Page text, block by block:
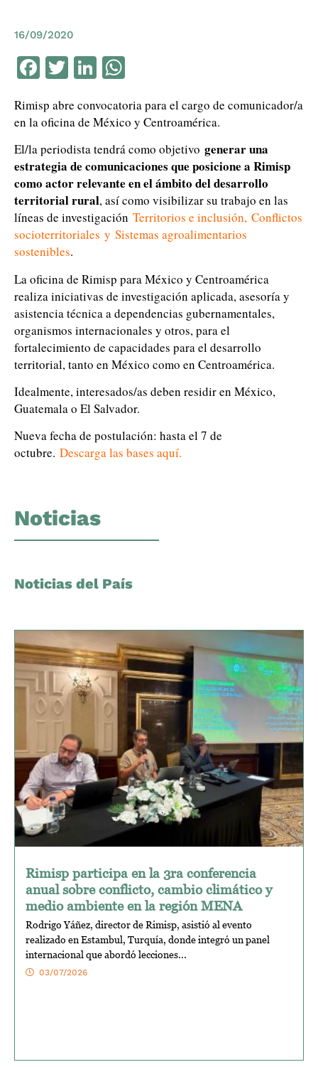
16/09/2020
Facebook
TwitterLinkedIn
Rimisp abre convocatoria para el cargo de comunicador/a
en la oficina de México y Centroamérica.
El/la periodista tendrá como objetivo generar una
estrategia de comunicaciones que posicione a Rimisp
como actor relevante en el ámbito del desarrollo
territorial rural, así como visibilizar su trabajo en las
líneas de investigación Territorios e inclusión, Conflictos
socioterritoriales y Sistemas agroalimentarios
sostenibles.
La oficina de Rimisp para México y Centroamérica
realiza iniciativas de investigación aplicada, asesoría y
asistencia técnica a dependencias gubernamentales,
organismos internacionales y otros, para el
fortalecimiento de capacidades para el desarrollo
territorial, tanto en México como en Centroamérica.
Idealmente, interesados/as deben residir en México,
Guatemala o El Salvador.
Nueva fecha de postulación: hasta el 7 de
octubre. Descarga las bases aquí.
Noticias
Noticias del País
Rimisp participa en la 3ra conferencia
anual sobre conflicto, cambio climático y
medio ambiente en la región MENA
Rodrigo Yáñez, director de Rimisp, asistió al evento
realizado en Estambul, Turquía, donde integró un panel
internacional que abordó lecciones...
03/07/2026